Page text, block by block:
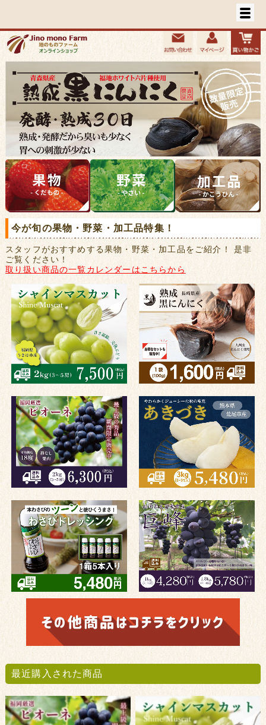
今が旬の果物・野菜・加工品特集！
スタッフがおすすめする果物・野菜・加工品をご紹介！ 是非
ご覧ください！
取り扱い商品の一覧カレンダーはこちらから
最近購入された商品